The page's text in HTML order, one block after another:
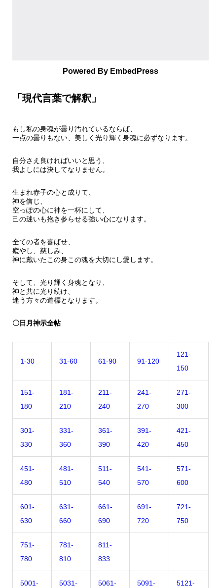
Powered By EmbedPress
「現代言葉で解釈」
もし私の身魂が曇り汚れているならば、
一点の曇りもない、美しく光り輝く身魂に必ずなります。
自分さえ良ければいいと思う、
我よしには決してなりません。
生まれ赤子の心と成りて、
神を信じ、
空っぽの心に神を一杯にして、
己の迷いも抱き参らせる強い心になります。
全ての者を喜ばせ、
癒やし、慈しみ、
神に戴いたこの身この魂を大切にし愛します。
そして、光り輝く身魂となり、
神と共に光り続け、
迷う方々の道標となります。
〇日月神示全帖
1-30 31-60 61-90 91-120
121-
150
151-
180
181-
210
211-
240
241-
270
271-
300
301-
330
331-
360
361-
390
391-
420
421-
450
451-
480
481-
510
511-
540
541-
570
571-
600
601-
630
631-
660
661-
690
691-
720
721-
750
751-
780
781-
810
811-
833
5001-
5031-
5061-
5091-
5121-